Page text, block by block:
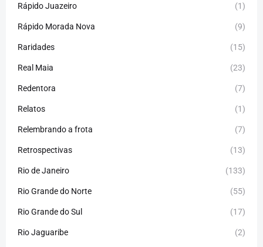
Rápido Juazeiro (1)
Rápido Morada Nova (9)
Raridades (15)
Real Maia (23)
Redentora (7)
Relatos (1)
Relembrando a frota (7)
Retrospectivas (13)
Rio de Janeiro (133)
Rio Grande do Norte (55)
Rio Grande do Sul (17)
Rio Jaguaribe (2)